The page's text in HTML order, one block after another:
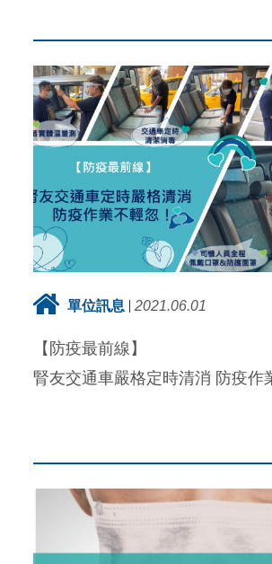
單位訊息 2021.06.01
【防疫最前線】
腎友交通車嚴格定時清消 防疫作